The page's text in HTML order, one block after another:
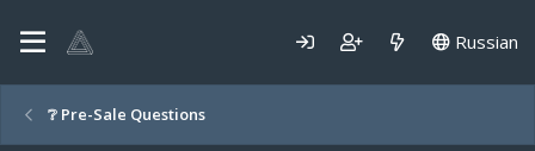
Russian
❔ Pre-Sale Questions